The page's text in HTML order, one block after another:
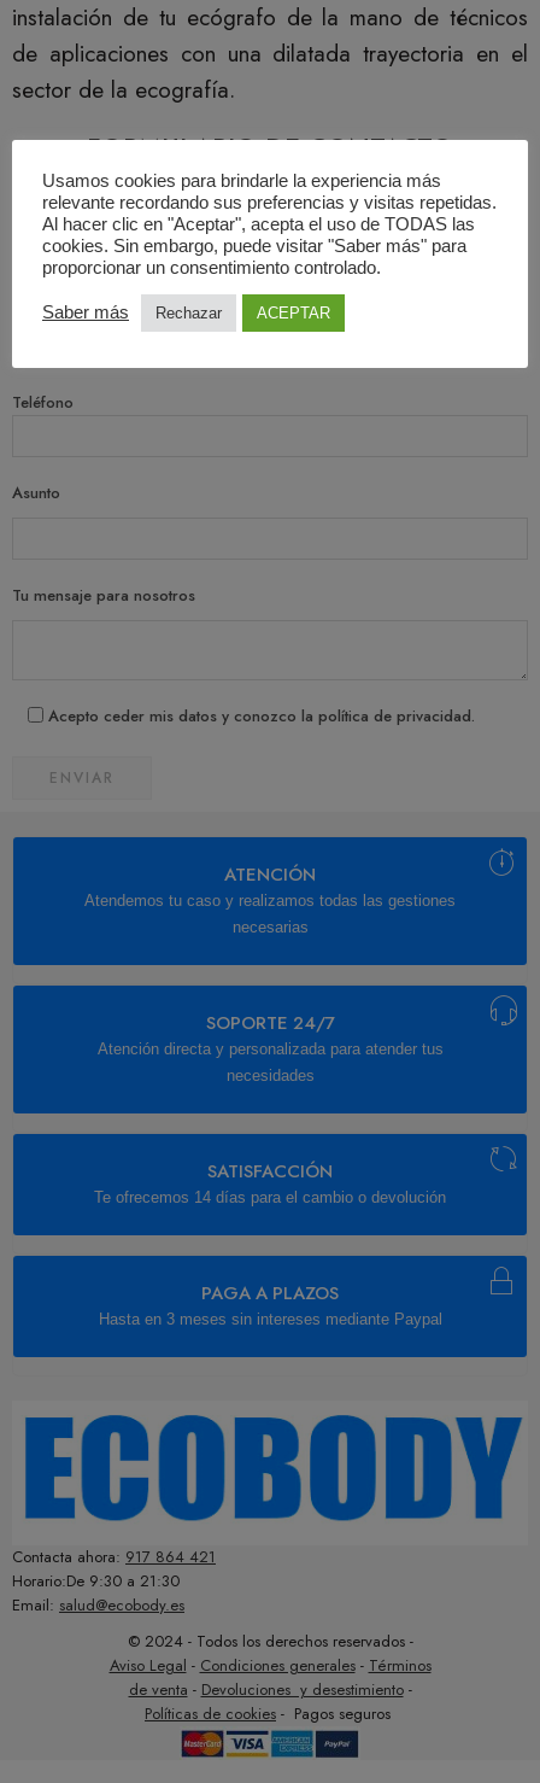
instalación de tu ecógrafo de la mano de técnicos
de aplicaciones con una dilatada trayectoria en el
sector de la ecografía.
FORMULARIO DE CONTACTO
Nombre
Correo electrónico
Teléfono
Asunto
Tu mensaje para nosotros
Acepto ceder mis datos y conozco la política de privacidad.
ATENCIÓN
Atendemos tu caso y realizamos todas las gestiones
necesarias
SOPORTE 24/7
Atención directa y personalizada para atender tus
necesidades
SATISFACCIÓN
Te ofrecemos 14 días para el cambio o devolución
PAGA A PLAZOS
Hasta en 3 meses sin intereses mediante Paypal
Contacta ahora: 917 864 421
Horario:De 9:30 a 21:30
Email: salud@ecobody.es
© 2024 - Todos los derechos reservados -
Aviso Legal - Condiciones generales- Términos
de venta - Devoluciones y desestimiento-
Políticas de cookies - Pagos seguros
Usamos cookies para brindarle la experiencia más
relevante recordando sus preferencias y visitas repetidas.
Al hacer clic en "Aceptar", acepta el uso de TODAS las
cookies. Sin embargo, puede visitar "Saber más" para
proporcionar un consentimiento controlado.
Saber más Rechazar ACEPTAR